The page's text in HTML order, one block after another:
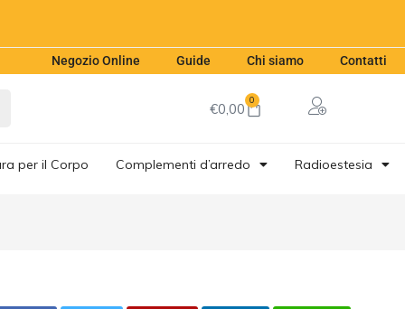
Negozio Online Guide Chi siamo Contatti
€0,00 0
per il Corpo Complementi d’arredo Radioestesia